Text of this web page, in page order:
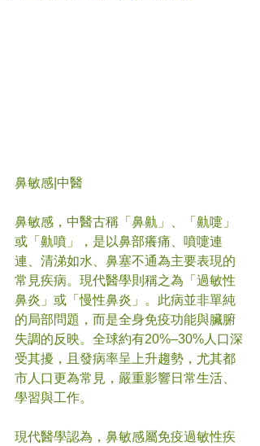
鼻敏感 |中醫
鼻敏感，中醫古稱「鼻鼽」、「鼽嚏」
或「鼽噴」，是以鼻部癢痛、噴嚏連
連、清涕如水、鼻塞不通為主要表現的
常見疾病。現代醫學則稱之為「過敏性
鼻炎」或「慢性鼻炎」。此病並非單純
的局部問題，而是全身免疫功能與臟腑
失調的反映。全球約有20%–30%人口深
受其擾，且發病率呈上升趨勢，尤其都
市人口更為常見，嚴重影響日常生活、
學習與工作。
現代醫學認為，鼻敏感屬免疫過敏性疾